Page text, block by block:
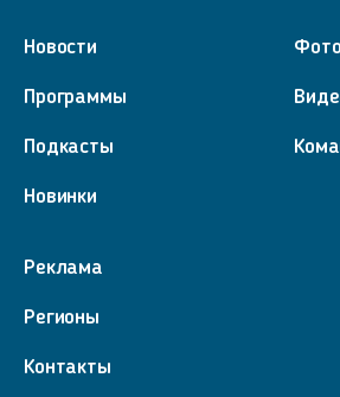
Новости
Программы
Подкасты
Новинки
Фото
Реклама
Регионы
Контакты